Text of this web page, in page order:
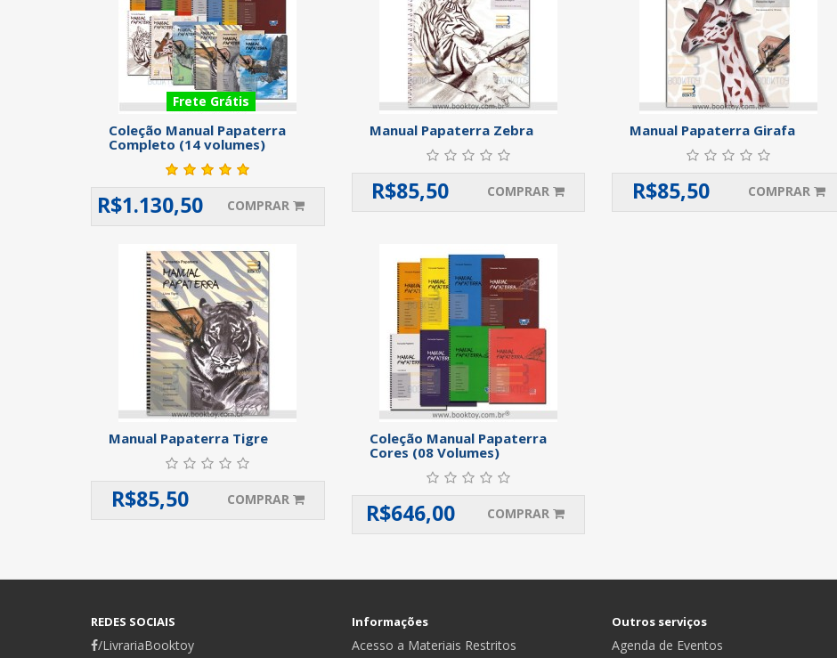
Frete Grátis
Coleção Manual Papaterra
Completo (14 volumes)
R$1.130,50 COMPRAR
Manual Papaterra Zebra
R$85,50 COMPRAR
Manual Papaterra Girafa
R$85,50 COMPRAR
Manual Papaterra Tigre
R$85,50 COMPRAR
Coleção Manual Papaterra
Cores (08 Volumes)
R$646,00 COMPRAR
REDES SOCIAIS
/LivrariaBooktoy
Informações
Acesso a Materiais Restritos
Outros serviços
Agenda de Eventos